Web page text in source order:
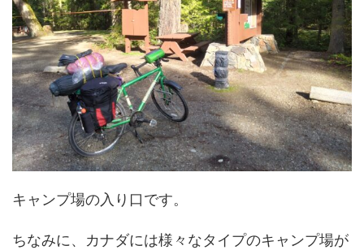
キャンプ場の入り口です。
ちなみに、カナダには様々なタイプのキャンプ場が